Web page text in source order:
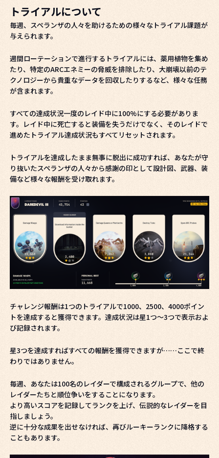
トライアルについて
毎週、スペランザの人々を助けるための様々なトライアル課題が
与えられます。
週間ローテーションで進行するトライアルには、薬用植物を集め
たり、特定のARCエネミーの脅威を排除したり、大崩壊以前のテ
クノロジーから貴重なデータを回収したりするなど、様々な任務
が含まれます。
すべての達成状況一度のレイド中に100%にする必要がありま
す。レイド中に死亡すると装備を失うだけでなく、そのレイドで
進めたトライアル達成状況もすべてリセットされます。
トライアルを達成したまま無事に脱出に成功すれば、あなたが守
り抜いたスペランザの人々から感謝の印として設計図、武器、装
備など様々な報酬を受け取れます。
チャレンジ報酬は1つのトライアルで1000、2500、4000ポイン
トを達成すると獲得できます。達成状況は星1つ～3つで表示およ
び記録されます。
星3つを達成すればすべての報酬を獲得できますが……ここで終
わりではありません。
毎週、あなたは100名のレイダーで構成されるグループで、他の
レイダーたちと順位争いをすることになります。
より高いスコアを記録してランクを上げ、伝説的なレイダーを目
指しましょう。
逆に十分な成果を出せなければ、再びルーキーランクに降格する
こともあります。